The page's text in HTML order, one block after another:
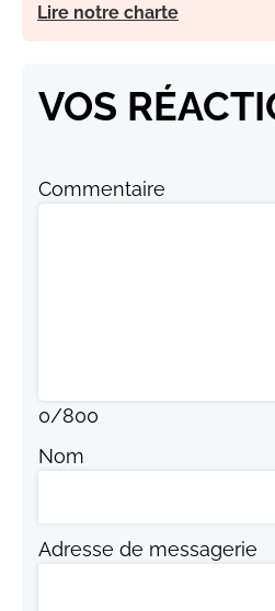
Lire notre charte
VOS
Commentaire
0/800
Nom
Adresse de messagerie